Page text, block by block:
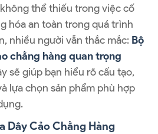
thể thiếu trong việc cố
hóa an toàn trong quá trình
nhiều người vẫn thắc mắc: Bộ
chằng hàng quan trọng
sẽ giúp bạn hiểu rõ cấu tạo,
lựa chọn sản phẩm phù hợp
Dây Cảo Chằng Hàng